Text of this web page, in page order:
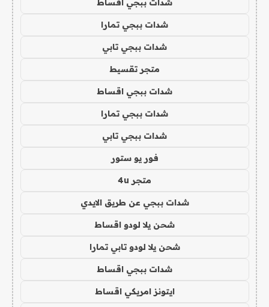
شدات ببجي تمارا
شدات ببجي تابي
متجر تقسيط
شدات ببجي اقساط
شدات ببجي تمارا
شدات ببجي تابي
فور يو ستور
متجر 4u
شدات ببجي عن طريق الايدي
شحن يلا لودو اقساط
شحن يلا لودو تابي تمارا
شدات ببجي اقساط
ايتونز امريكي اقساط